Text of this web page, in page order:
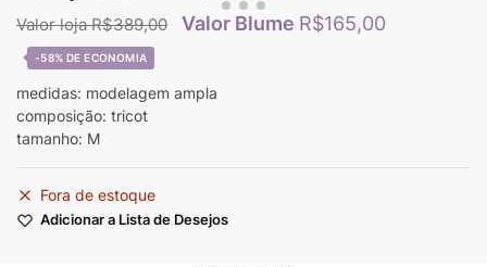
R$389,00 R$165,00
-58%
medidas: modelagem ampla
composição: tricot
tamanho: M
Fora de estoque
Adicionar a Lista de Desejos